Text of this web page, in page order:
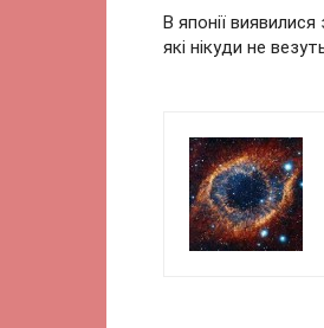
В японії виявилися
які нікуди не